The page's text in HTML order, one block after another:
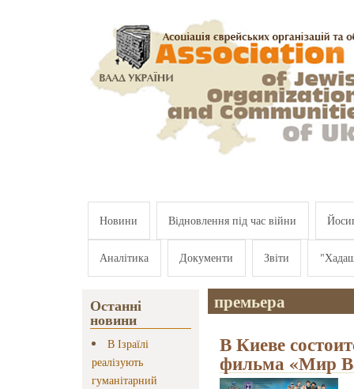
Новини Відновлення під час війни
Аналітика Документи Звіти
Останні
новини
В Ізраїлі
реалізують
гуманітарний
премьера
В Киеве
фильма «Мир